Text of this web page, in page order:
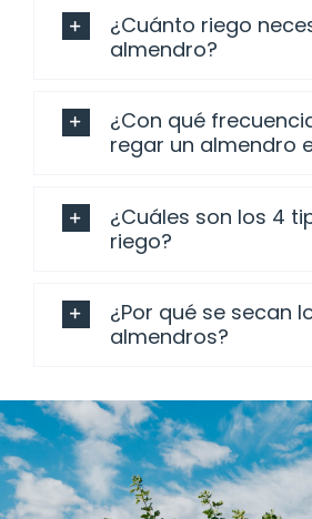
¿Cuánto riego
almendro?
¿Con qué
regar un almendro
¿Cuáles son los 4
riego?
¿Por qué se secan
almendros?